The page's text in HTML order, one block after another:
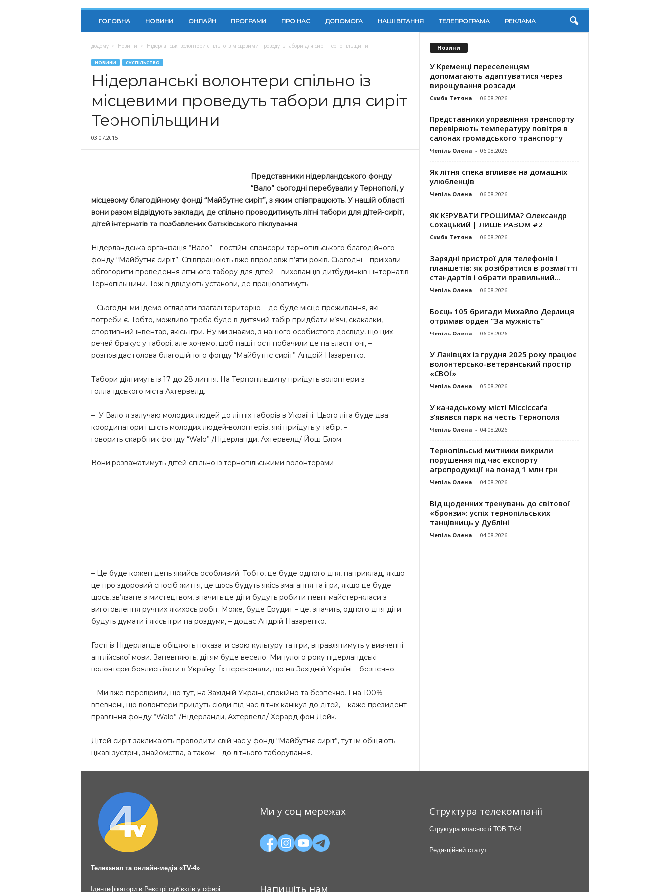
ГОЛОВНА НОВИНИ ОНЛАЙН ПРОГРАМИ ПРО НАС ДОПОМОГА НАШІ ВІТАННЯ ТЕЛЕПРОГРАМА РЕКЛАМА
додому Новини Нідерланські волонтери спільно із місцевими проведуть табори для сиріт Тернопільщини
НОВИНИ СУСПІЛЬСТВО
Нідерланські волонтери спільно із
місцевими проведуть табори для сиріт
Тернопільщини
03.07.2015
Представники нідерландського фонду
“Вало” сьогодні перебували у Тернополі, у
місцевому благодійному фонді “Майбутнє сиріт”, з яким співпрацюють. У нашій області
вони разом відвідують заклади, де спільно проводитимуть літні табори для дітей-сиріт,
дітей інтернатів та позбавлених батьківського піклування.
Нідерландська організація “Вало” – постійні спонсори тернопільського благодійного
фонду “Майбутнє сиріт”. Співпрацюють вже впродовж п’яти років. Сьогодні – приїхали
обговорити проведення літнього табору для дітей – вихованців дитбудинків і інтернатів
Тернопільщини. Тож відвідують установи, де працюватимуть.
– Сьогодні ми їдемо оглядати взагалі територію – де буде місце проживання, які
потреби є. Тобто, можливо треба буде в дитячий табір придбати м’ячі, скакалки,
спортивний інвентар, якісь ігри. Ну ми знаємо, з нашого особистого досвіду, що цих
речей бракує у таборі, але хочемо, щоб наші гості побачили це на власні очі, –
розповідає голова благодійного фонду “Майбутнє сиріт” Андрій Назаренко.
Табори діятимуть із 17 до 28 липня. На Тернопільщину приїдуть волонтери з
голландського міста Ахтервелд.
– У Вало я залучаю молодих людей до літніх таборів в Україні. Цього літа буде два
координатори і шість молодих людей-волонтерів, які приїдуть у табір, –
говорить скарбник фонду “Walo” /Нідерланди, Ахтервелд/ Йош Блом.
Вони розважатимуть дітей спільно із тернопільськими волонтерами.
– Це буде кожен день якийсь особливий. Тобто, це буде одного дня, наприклад, якщо
це про здоровий спосіб життя, це щось будуть якісь змагання та ігри, якщо це буде
щось, зв’язане з мистецтвом, значить це діти будуть робити певні майстер-класи з
виготовлення ручних якихось робіт. Може, буде Ерудит – це, значить, одного дня діти
будуть думати і якісь ігри на роздуми, – додає Андрій Назаренко.
Гості із Нідерландів обіцяють показати свою культуру та ігри, вправлятимуть у вивченні
англійської мови. Запевняють, дітям буде весело. Минулого року нідерландські
волонтери боялись їхати в Україну. Їх переконали, що на Західній Україні – безпечно.
– Ми вже перевірили, що тут, на Західній Україні, спокійно та безпечно. І на 100%
впевнені, що волонтери приїдуть сюди під час літніх канікул до дітей, – каже президент
правління фонду “Walo” /Нідерланди, Ахтервелд/ Херард фон Дейк.
Дітей-сиріт закликають проводити свій час у фонді “Майбутнє сиріт”, тут їм обіцяють
цікаві зустрічі, знайомства, а також – до літнього таборування.
Новини
У Кременці переселенцям
допомагають адаптуватися через
вирощування розсади
Скиба Тетяна - 06.08.2026
Представники управління транспорту
перевіряють температуру повітря в
салонах громадського транспорту
Чепіль Олена - 06.08.2026
Як літня спека впливає на домашніх
улюбленців
Чепіль Олена - 06.08.2026
ЯК КЕРУВАТИ ГРОШИМА? Олександр
Сохацький | ЛИШЕ РАЗОМ #2
Скиба Тетяна - 06.08.2026
Зарядні пристрої для телефонів і
планшетів: як розібратися в розмаїтті
стандартів і обрати правильний...
Чепіль Олена - 06.08.2026
Боєць 105 бригади Михайло Дерлиця
отримав орден “За мужність”
Чепіль Олена - 06.08.2026
У Ланівцях із грудня 2025 року працює
волонтерсько-ветеранський простір
«СВОЇ»
Чепіль Олена - 05.08.2026
У канадському місті Міссіссаґа
з’явився парк на честь Тернополя
Чепіль Олена - 04.08.2026
Тернопільські митники викрили
порушення під час експорту
агропродукції на понад 1 млн грн
Чепіль Олена - 04.08.2026
Від щоденних тренувань до світової
«бронзи»: успіх тернопільських
танцівниць у Дубліні
Чепіль Олена - 04.08.2026
Телеканал та онлайн-медіа «TV-4»
Ідентифікатори в Реєстрі суб’єктів у сфері
Ми у соц мережах
Напишіть нам
Структура телекомпанії
Структура власності ТОВ TV-4
Редакційний статут